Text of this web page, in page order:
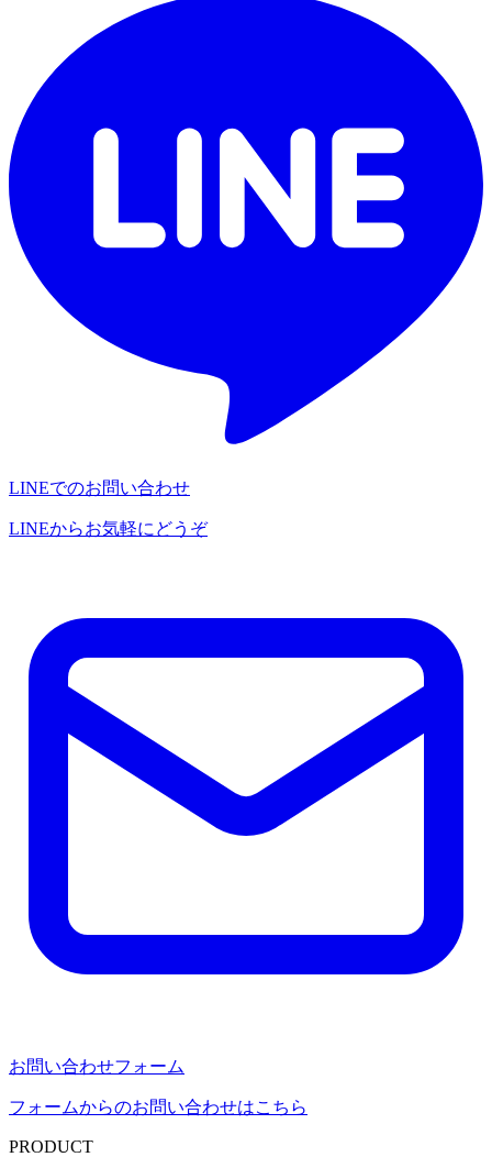
LINEでのお問い合わせ
LINEからお気軽にどうぞ
お問い合わせフォーム
フォームからのお問い合わせはこちら
PRODUCT